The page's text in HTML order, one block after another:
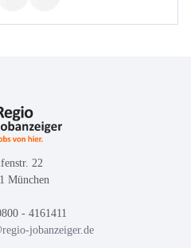
22
München
- 4161411
jobanzeiger.de